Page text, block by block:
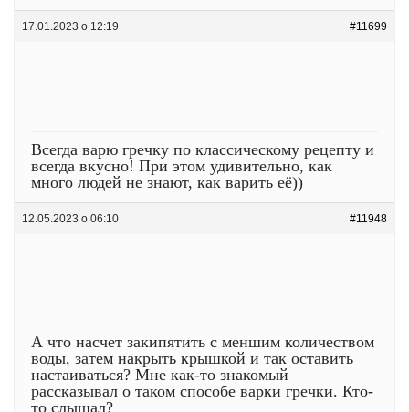
17.01.2023 о 12:19 #11699
Всегда варю гречку по классическому рецепту и
всегда вкусно! При этом удивительно, как
много людей не знают, как варить её))
12.05.2023 о 06:10 #11948
А что насчет закипятить с меншим количеством
воды, затем накрыть крышкой и так оставить
настаиваться? Мне как-то знакомый
рассказывал о таком способе варки гречки. Кто-
то слышал?